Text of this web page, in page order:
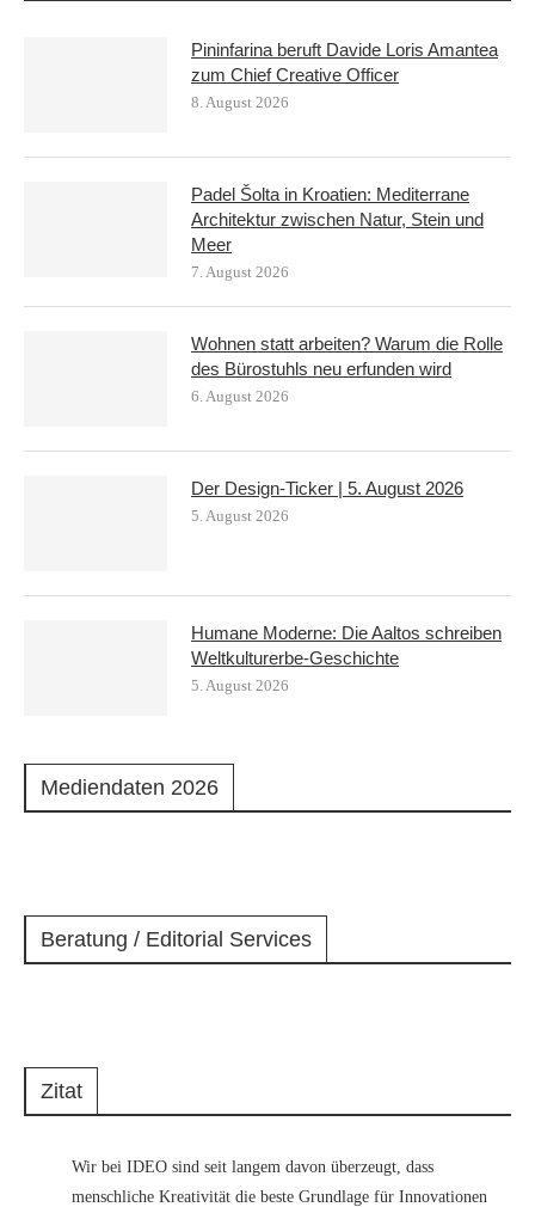
Pininfarina beruft Davide Loris Amantea
zum Chief Creative Officer
8. August 2026
Padel Šolta in Kroatien: Mediterrane
Architektur zwischen Natur, Stein und
Meer
7. August 2026
Wohnen statt arbeiten? Warum die Rolle
des Bürostuhls neu erfunden wird
6. August 2026
Der Design-Ticker | 5. August 2026
5. August 2026
Humane Moderne: Die Aaltos schreiben
Weltkulturerbe-Geschichte
5. August 2026
Mediendaten 2026
Beratung / Editorial Services
Zitat
Wir bei IDEO sind seit langem davon überzeugt, dass
menschliche Kreativität die beste Grundlage für Innovationen